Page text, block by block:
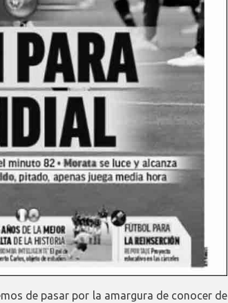
de pasar por la amargura de conocer de